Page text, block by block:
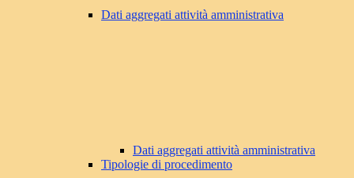
Dati aggregati attività amministrativa
Dati aggregati attività amministrativa
Tipologie di procedimento